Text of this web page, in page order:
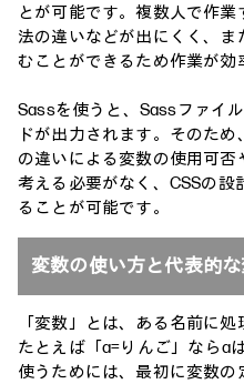
とが可能です。複数人で作
法の違いなどが出にくく、
むことができるため作業が効
Sassを使うと、Sassファイ
ドが出力されます。そのた
の違いによる変数の使用可
考える必要がなく、CSSの
ることが可能です。
変数の使い方と代表的
「変数」とは、ある名前に
たとえば「a=りんご」ならa
使うためには、最初に変数